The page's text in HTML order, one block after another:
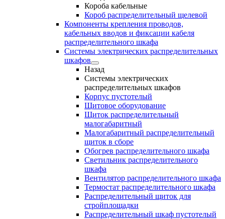
Короба кабельные
Короб распределительный щелевой
Компоненты крепления проводов,
кабельных вводов и фиксации кабеля
распределительного шкафа
Системы электрических распределительных
шкафов
Назад
Системы электрических
распределительных шкафов
Корпус пустотелый
Щитовое оборудование
Щиток распределительный
малогабаритный
Малогабаритный распределительный
щиток в сборе
Обогрев распределительного шкафа
Светильник распределительного
шкафа
Вентилятор распределительного шкафа
Термостат распределительного шкафа
Распределительный щиток для
стройплощадки
Распределительный шкаф пустотелый